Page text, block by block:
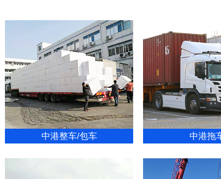
中港整车/包车 中港拖